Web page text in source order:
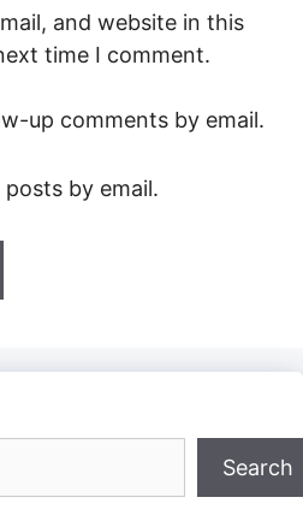
and website in this
time I comment.
up comments by email.
by email.
Search